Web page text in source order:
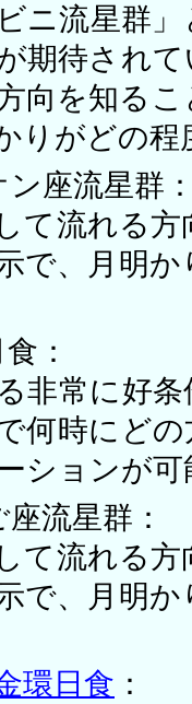
ニ流星群
期待され
向を知る
りがどの
座流星群
て流れる
で、月明
：
非常に好
何時にど
ションが可
流星群：
て流れる
で、月明
環日食 ：